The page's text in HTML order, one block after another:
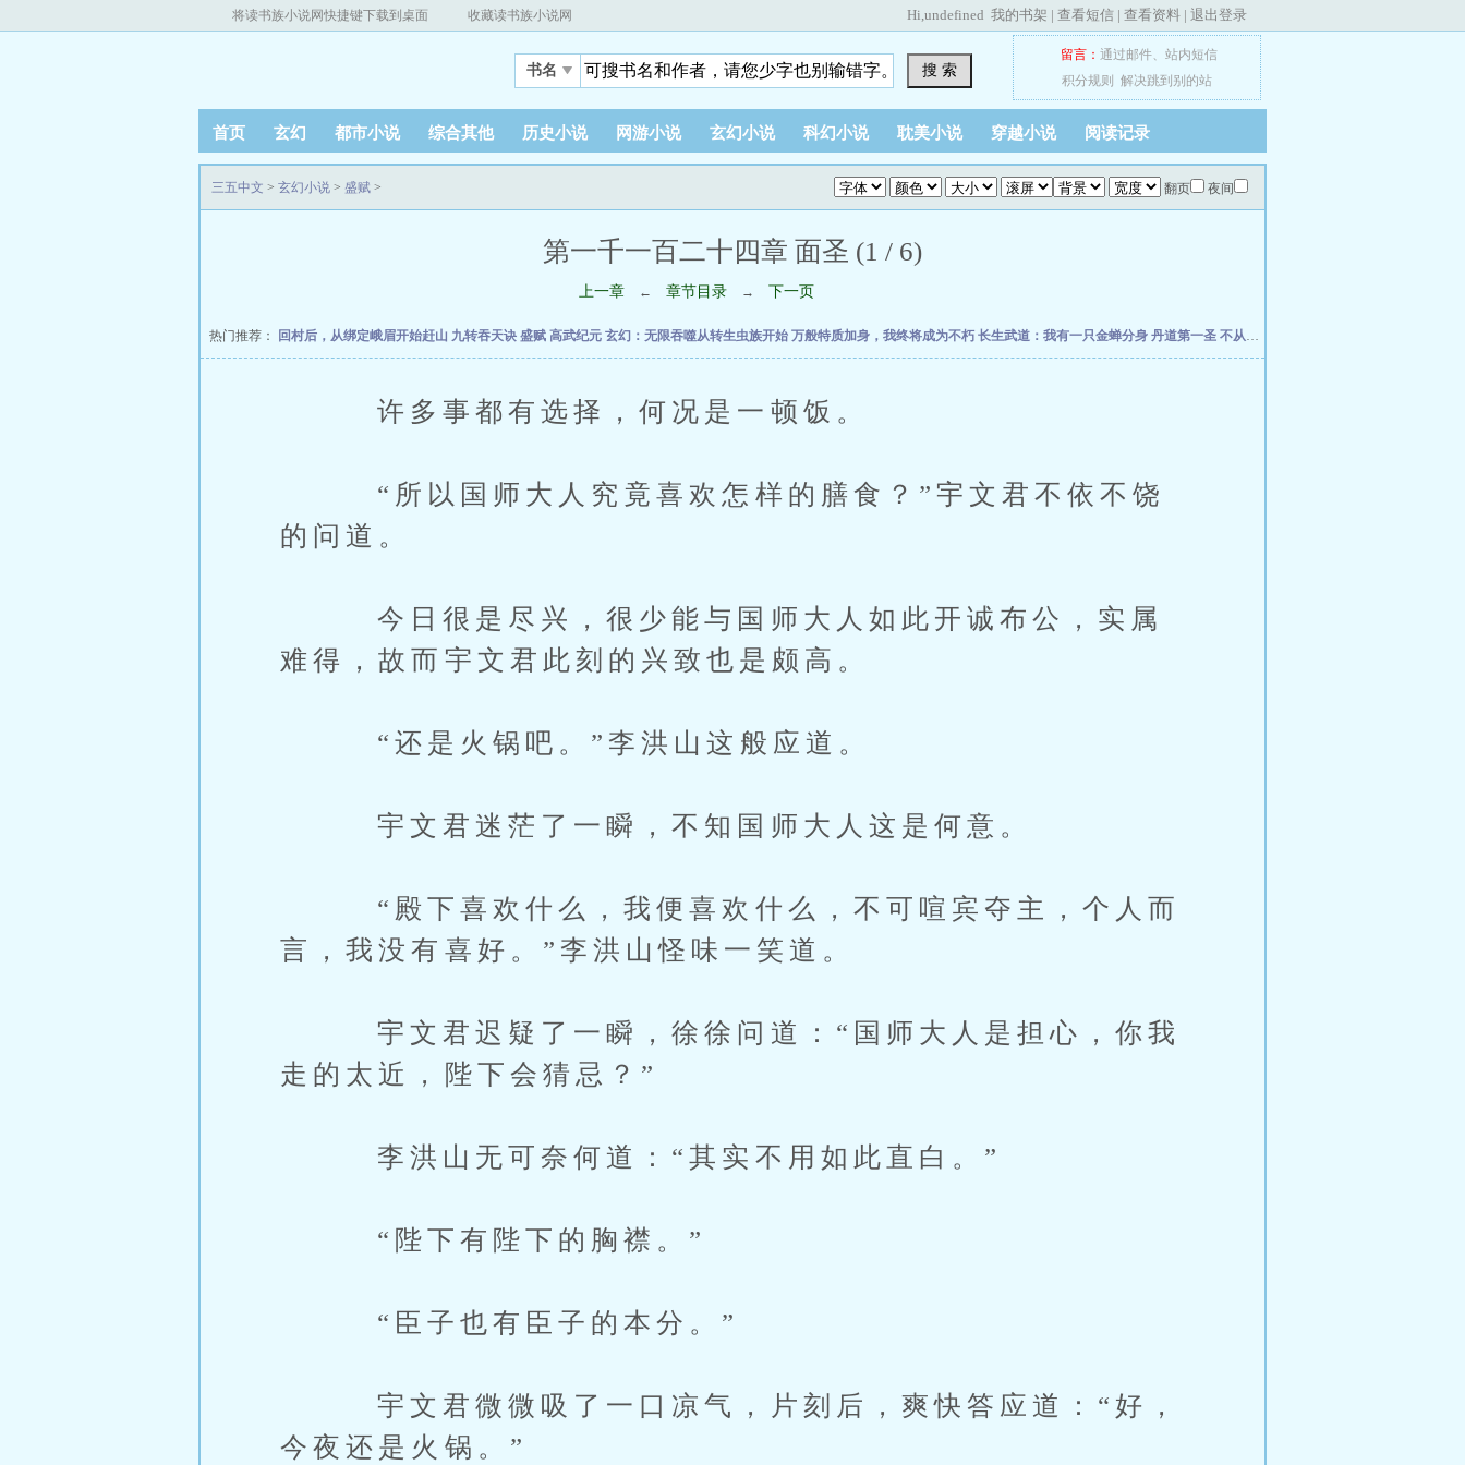
将读书族小说网快捷键下载到桌面 收藏读书族小说网 Hi,undefined 我的书架 | 查看短信 | 查看资料 | 退出登录
书名 搜 索
留言： 通过邮件、 站内短信
积分规则
解决跳到别的站
首页 玄幻 都市小说 综合其他 历史小说 网游小说 玄幻小说 科幻小说 耽美小说 穿越小说 阅读记录
翻页 夜间
三五中文 > 玄幻小说 > 盛赋 >
第一千一百二十四章 面圣 (1 / 6)
上一章 ← 章节目录 → 下一页
热门推荐： 回村后，从绑定峨眉开始赶山 九转吞天诀 盛赋 高武纪元 玄幻：无限吞噬从转生虫族开始 万般特质加身，我终将成为不朽 长生武道：我有一只金蝉分身 丹道第一圣 不从圣
许多事都有选择，何况是一顿饭。
“所以国师大人究竟喜欢怎样的膳食？”宇文君不依不饶
的问道。
今日很是尽兴，很少能与国师大人如此开诚布公，实属
难得，故而宇文君此刻的兴致也是颇高。
“还是火锅吧。”李洪山这般应道。
宇文君迷茫了一瞬，不知国师大人这是何意。
“殿下喜欢什么，我便喜欢什么，不可喧宾夺主，个人而
言，我没有喜好。”李洪山怪味一笑道。
宇文君迟疑了一瞬，徐徐问道：“国师大人是担心，你我
走的太近，陛下会猜忌？”
李洪山无可奈何道：“其实不用如此直白。”
“陛下有陛下的胸襟。”
“臣子也有臣子的本分。”
宇文君微微吸了一口凉气，片刻后，爽快答应道：“好，
今夜还是火锅。”